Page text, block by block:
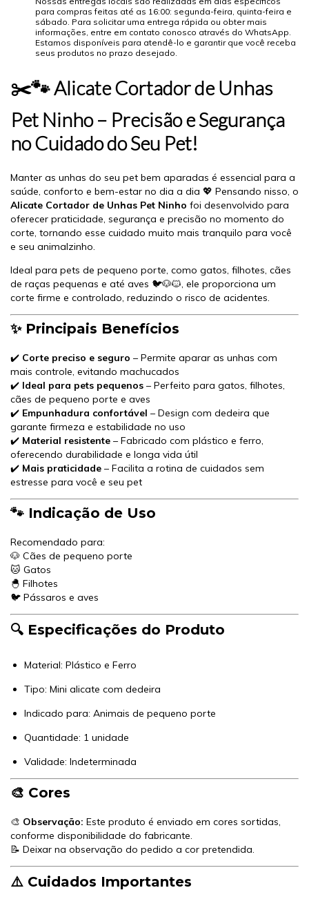
para compras feitas até as 16:00: segunda-feira, quinta-feira e
sábado. Para solicitar uma entrega rápida ou obter mais
informações, entre em contato conosco através do WhatsApp.
Estamos disponíveis para atendê-lo e garantir que você receba
seus produtos no prazo desejado.
✂️🐾 Alicate Cortador de Unhas
Pet Ninho – Precisão e Segurança
no Cuidado do Seu Pet!
Manter as unhas do seu pet bem aparadas é essencial para a
saúde, conforto e bem-estar no dia a dia 💖 Pensando nisso, o
Alicate Cortador de Unhas Pet Ninho foi desenvolvido para
oferecer praticidade, segurança e precisão no momento do
corte, tornando esse cuidado muito mais tranquilo para você
e seu animalzinho.
Ideal para pets de pequeno porte, como gatos, filhotes, cães
de raças pequenas e até aves 🐦🐶🐱, ele proporciona um
corte firme e controlado, reduzindo o risco de acidentes.
✨ Principais Benefícios
✔️ Corte preciso e seguro – Permite aparar as unhas com
mais controle, evitando machucados
✔️ Ideal para pets pequenos – Perfeito para gatos, filhotes,
cães de pequeno porte e aves
✔️ Empunhadura confortável – Design com dedeira que
garante firmeza e estabilidade no uso
✔️ Material resistente – Fabricado com plástico e ferro,
oferecendo durabilidade e longa vida útil
✔️ Mais praticidade – Facilita a rotina de cuidados sem
estresse para você e seu pet
🐾 Indicação de Uso
Recomendado para:
🐶 Cães de pequeno porte
🐱 Gatos
🐣 Filhotes
🐦 Pássaros e aves
🔍 Especificações do Produto
Material: Plástico e Ferro
Tipo: Mini alicate com dedeira
Indicado para: Animais de pequeno porte
Quantidade: 1 unidade
Validade: Indeterminada
🎨 Cores
🎨 Observação: Este produto é enviado em cores sortidas,
conforme disponibilidade do fabricante.
📝 Deixar na observação do pedido a cor pretendida.
⚠️ Cuidados Importantes